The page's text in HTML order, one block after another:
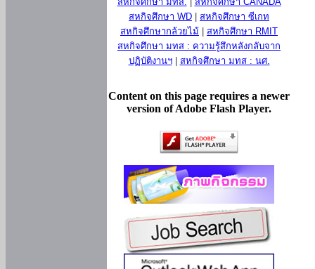
สหกิจศึกษา WD
สหกิจศึกษา ซีเกท
สหกิจศึกษากล้วยไม้
สหกิจศึกษา RMIT
สหกิจศึกษา มทส : ความรู้สึกหลังกลับจาก
ปฏิบัติงานฯ| สหกิจศึกษา มทส : นศ.
Content on this page requires a newer
version of Adobe Flash Player.